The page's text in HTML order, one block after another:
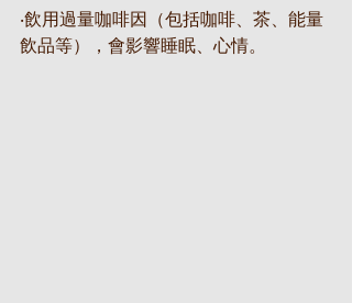
‧飲用過量咖啡因（包括咖啡、茶、能量
飲品等），會影響睡眠、心情。